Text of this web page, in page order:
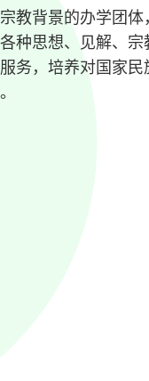
教背景的办学团体
种思想、见解、
务，培养对国家民